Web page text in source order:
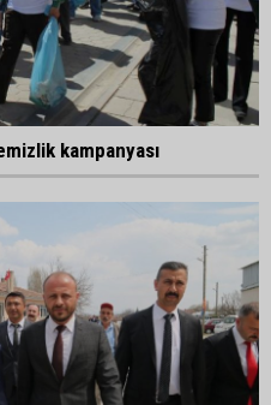
kampanyası